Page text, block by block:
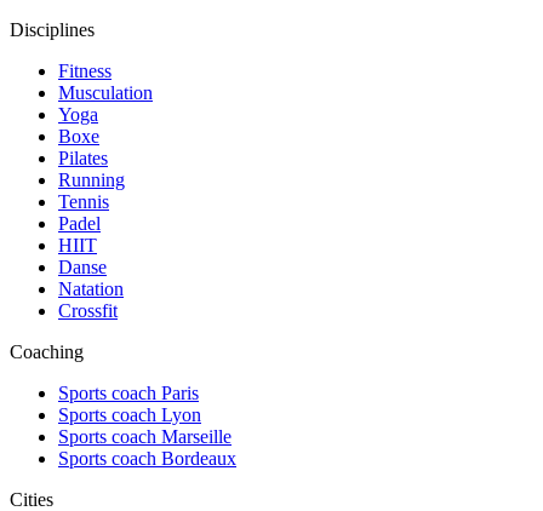
Disciplines
Fitness
Musculation
Yoga
Boxe
Pilates
Running
Tennis
Padel
HIIT
Danse
Natation
Crossfit
Coaching
Sports coach Paris
Sports coach Lyon
Sports coach Marseille
Sports coach Bordeaux
Cities